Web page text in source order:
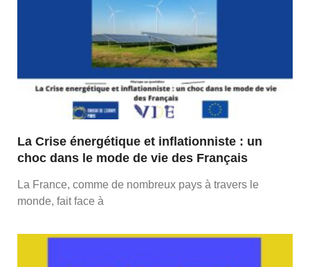
La Crise énergétique et inflationniste : un
choc dans le mode de vie des Français
La France, comme de nombreux pays à travers le
monde, fait face à